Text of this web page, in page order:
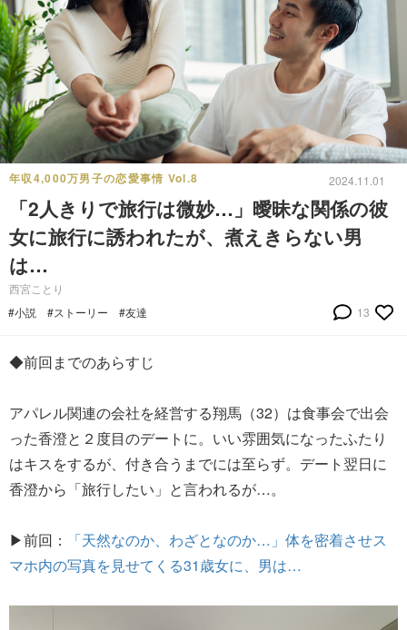
年収4,000万男子の恋愛事情 Vol.8 2024.11.01
「2人きりで旅行は微妙…」曖昧な関係の彼
女に旅行に誘われたが、煮えきらない男
は…
西宮ことり
#小説
#ストーリー #友達 13
◆前回までのあらすじ
アパレル関連の会社を経営する翔馬（32）は食事会で出会
った香澄と２度目のデートに。いい雰囲気になったふたり
はキスをするが、付き合うまでには至らず。デート翌日に
香澄から「旅行したい」と言われるが…。
▶前回：
「天然なのか、わざとなのか…」体を密着させス
マホ内の写真を見せてくる31歳女に、男は…